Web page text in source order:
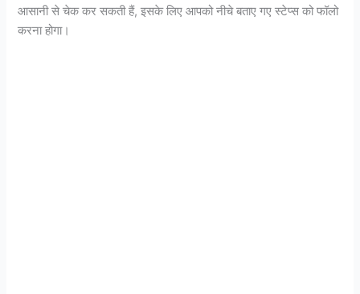
आसानी से चेक कर सकती हैं, इसके लिए आपको नीचे बताए गए स्टेप्स को फॉलो
करना होगा।